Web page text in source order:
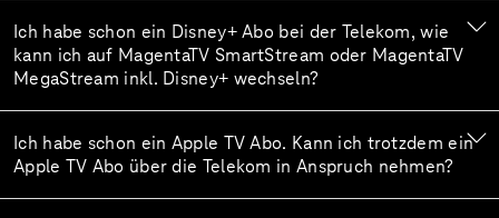
Ich habe schon ein Disney+ Abo bei der Telekom, wie
kann ich auf MagentaTV SmartStream oder MagentaTV
MegaStream inkl. Disney+ wechseln?
Ich habe schon ein Apple TV Abo. Kann ich trotzdem ein
Apple TV Abo über die Telekom in Anspruch nehmen?